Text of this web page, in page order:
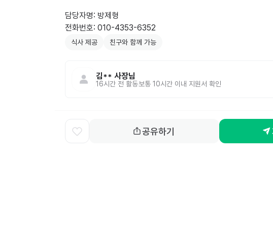
담당자명: 방제형
전화번호: 010-4353-6352
식사 제공 친구와 함께 가능
김** 사장님
16시간 전 활동보통 10시간 이내 지원서 확인
공유하기